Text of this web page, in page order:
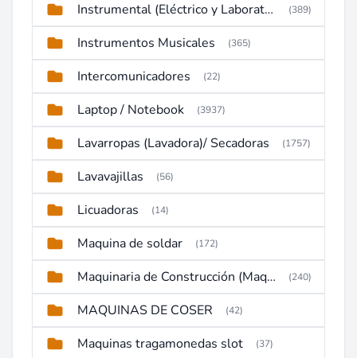
Instrumental (Eléctrico y Laboratorio) (389)
Instrumentos Musicales (365)
Intercomunicadores (22)
Laptop / Notebook (3937)
Lavarropas (Lavadora)/ Secadoras (1757)
Lavavajillas (56)
Licuadoras (14)
Maquina de soldar (172)
Maquinaria de Construcción (Maquinaria Pesada) (240)
MAQUINAS DE COSER (42)
Maquinas tragamonedas slot (37)